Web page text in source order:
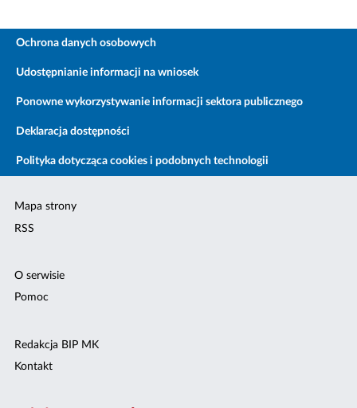
Ochrona danych osobowych
Udostępnianie informacji na wniosek
Ponowne wykorzystywanie informacji sektora publicznego
Deklaracja dostępności
Polityka dotycząca cookies i podobnych technologii
Mapa strony
RSS
O serwisie
Pomoc
Redakcja BIP MK
Kontakt